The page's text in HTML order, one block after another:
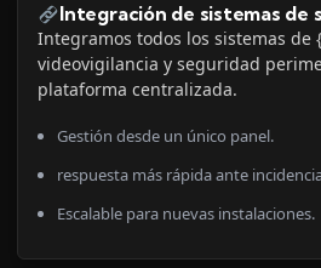
Integración de sistemas de
Integramos todos los sistemas de
videovigilancia y seguridad
plataforma centralizada.
Gestión desde un único panel.
respuesta más rápida ante
Escalable para nuevas instalaciones.